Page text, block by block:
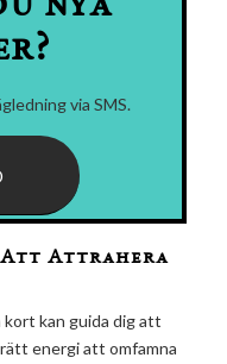
via SMS.
Att Attrahera
kort kan guida dig att
energi att omfamna